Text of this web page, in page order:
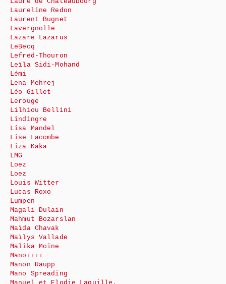
Laureline Redon
Laurent Bugnet
Lavergnolle
Lazare Lazarus
LeBecq
Lefred-Thouron
Leïla Sidi-Mohand
Lémi
Lena Mehrej
Léo Gillet
Lerouge
Lilhiou Bellini
Lindingre
Lisa Mandel
Lise Lacombe
Liza Kaka
LMG
Loez
Loez
Louis Witter
Lucas Roxo
Lumpen
Magali Dulain
Mahmut Bozarslan
Maïda Chavak
Maïlys Vallade
Malika Moine
Manoïïïï
Manon Raupp
Mano Spreading